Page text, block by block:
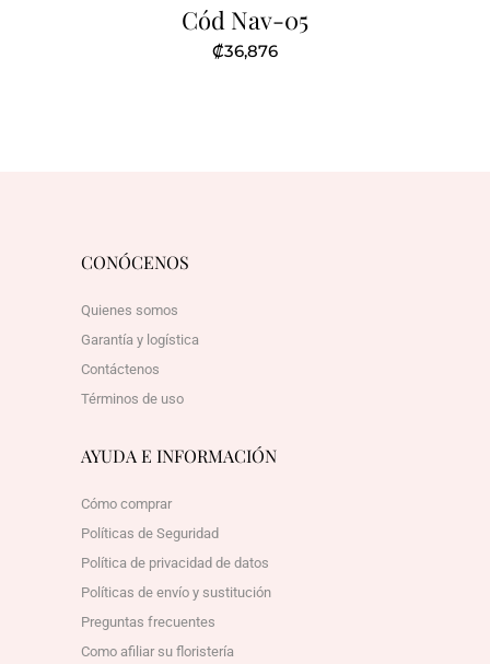
Cód Nav-05
₡36,876
CONÓCENOS
Quienes somos
Garantía y logística
Contáctenos
Términos de uso
AYUDA E INFORMACIÓN
Cómo comprar
Políticas de Seguridad
Política de privacidad de datos
Políticas de envío y sustitución
Preguntas frecuentes
Como afiliar su floristería